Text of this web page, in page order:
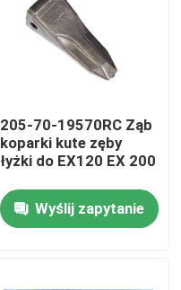
205-70-19570RC Ząb
koparki kute zęby
łyżki do EX120 EX 200
Wyślij zapytanie